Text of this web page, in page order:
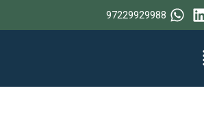
97229929988